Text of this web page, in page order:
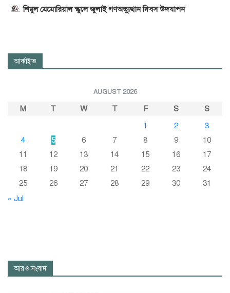
শিমুল মেমোরিয়াল স্কুলে জুলাই গণঅভ্যুত্থান দিবস উদযাপন
আর্কাইভ
AUGUST 2026
M T W T F S
S
1
2
3
4
5 6 7 8 9
10
11
12 13 14 15 16
17
18
19 20 21 22 23
24
25
26 27 28 29 30
31
« Jul
আরও সংবাদ